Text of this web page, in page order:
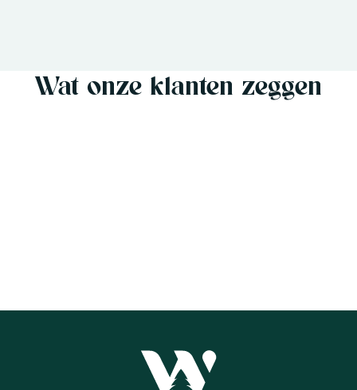
Wat onze klanten zeggen